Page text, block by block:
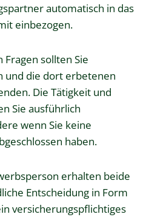
automatisch in das
einbezogen.
sollten Sie
und die dort erbetenen
Die Tätigkeit und
Sie ausführlich
wenn Sie keine
haben.
erhalten beide
Entscheidung in Form
versicherungspflichtiges